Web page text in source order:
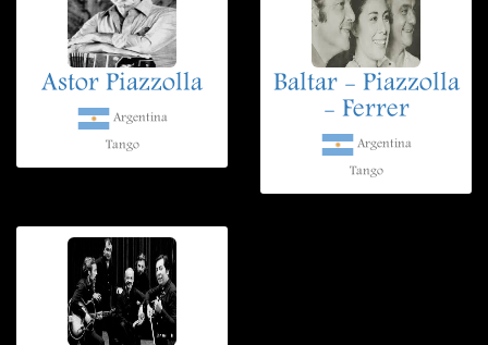
Astor Piazzolla
Argentina
Tango
Baltar - Piazzolla
- Ferrer
Argentina
Tango